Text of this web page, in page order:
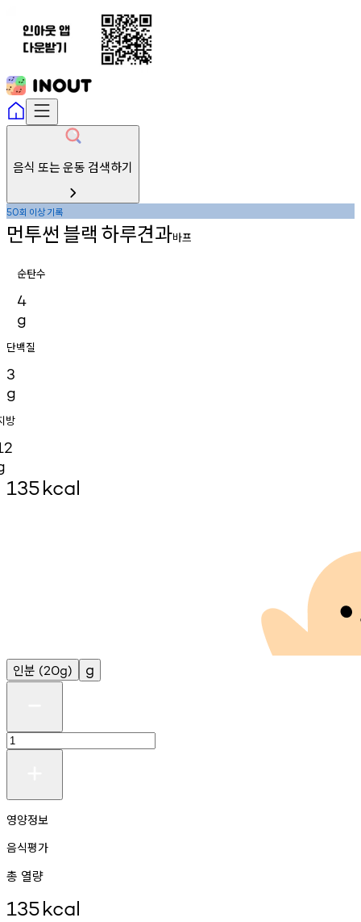
음식 또는 운동 검색하기
50회 이상기록
먼투썬 블랙 하루견과바프
순탄수
4
g
단백질
3
g
방
135kcal
인분 (20g) g
영양정보
음식평가
총 열량
135kcal